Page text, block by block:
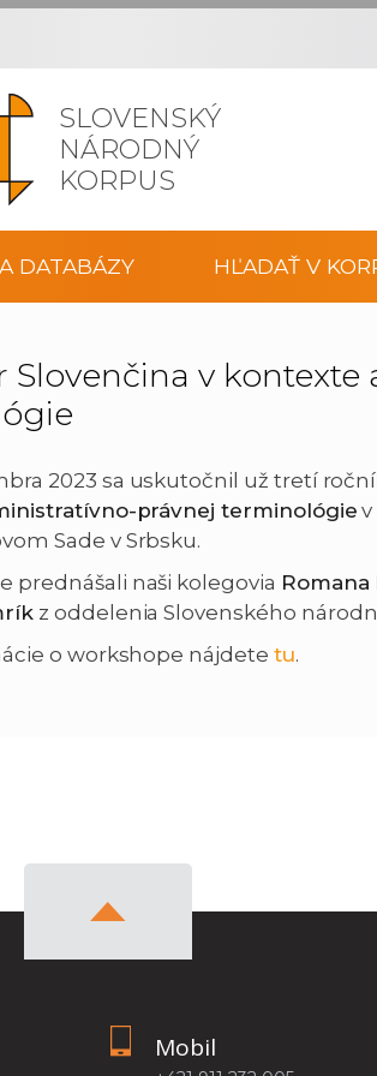
SLOVENSKÝ
NÁRODNÝ
KORPUS
DATABÁZY HĽADAŤ V
Slovenčina v
2023 sa uskutočnil už tretí
právnej terminológie v
Sade v Srbsku.
prednášali naši kolegovia
z oddelenia Slovenského
o workshope nájdete tu.
Mobil